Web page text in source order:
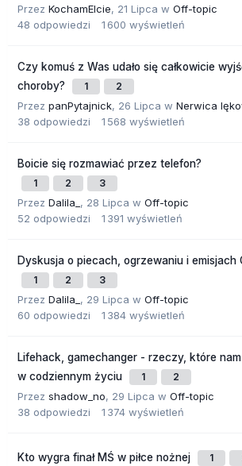
Przez KochamElcie, 21 Lipca w Off-topic
48 odpowiedzi 1 600 wyświetleń
Czy komuś z Was udało się całkowicie
choroby?
1 2
Przez panPytajnick, 26 Lipca w Nerwica
38 odpowiedzi 1 568 wyświetleń
Boicie się rozmawiać przez telefon?
1 2 3
Przez Dalila_ , 28 Lipca w Off-topic
52 odpowiedzi 1 391 wyświetleń
Dyskusja o piecach, ogrzewaniu i emisjach
1 2 3
Przez Dalila_ , 29 Lipca w Off-topic
60 odpowiedzi 1 384 wyświetleń
Lifehack, gamechanger - rzeczy, które
w codziennym życiu
1 2
Przez shadow_no, 29 Lipca w Off-topic
38 odpowiedzi 1 374 wyświetleń
Kto wygra finał MŚ w piłce nożnej 1